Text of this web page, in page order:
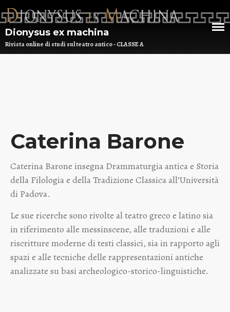
HOME
Dionysus ex machina
Rivista online di studi sul teatro antico - CLASSE A
Caterina Barone
Caterina Barone insegna Drammaturgia antica e Storia
della Filologia e della Tradizione Classica all’Università
di Padova.
Le sue ricerche sono rivolte al teatro greco e latino sia
in riferimento alle messinscene, alle traduzioni e alle
riscritture moderne di testi classici, sia in rapporto agli
spazi e alle tecniche delle rappresentazioni antiche
analizzate su basi archeologico-storico-linguistiche.